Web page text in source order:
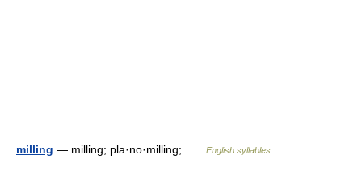
milling — milling; pla·no·milling; … English syllables